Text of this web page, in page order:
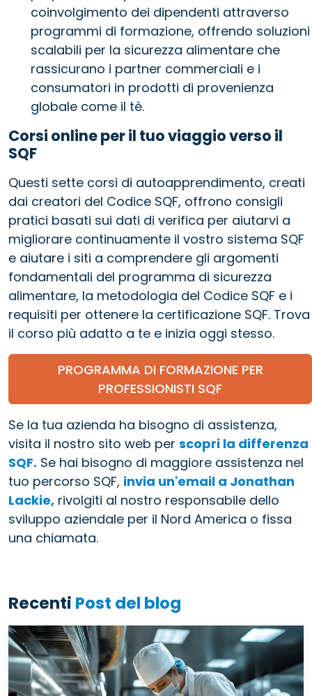
coinvolgimento dei dipendenti attraverso
programmi di formazione, offrendo soluzioni
scalabili per la sicurezza alimentare che
rassicurano i partner commerciali e i
consumatori in prodotti di provenienza
globale come il tè.
Corsi online per il tuo viaggio verso il
SQF
Questi sette corsi di autoapprendimento, creati
dai creatori del Codice SQF, offrono consigli
pratici basati sui dati di verifica per aiutarvi a
migliorare continuamente il vostro sistema SQF
e aiutare i siti a comprendere gli argomenti
fondamentali del programma di sicurezza
alimentare, la metodologia del Codice SQF e i
requisiti per ottenere la certificazione SQF. Trova
il corso più adatto a te e inizia oggi stesso.
PROGRAMMA DI FORMAZIONE PER
PROFESSIONISTI SQF
Se la tua azienda ha bisogno di assistenza,
visita il nostro sito web per scopri la differenza
SQF. Se hai bisogno di maggiore assistenza nel
tuo percorso SQF, invia un'email a Jonathan
Lackie, rivolgiti al nostro responsabile dello
sviluppo aziendale per il Nord America o fissa
una chiamata.
Recenti Post del blog